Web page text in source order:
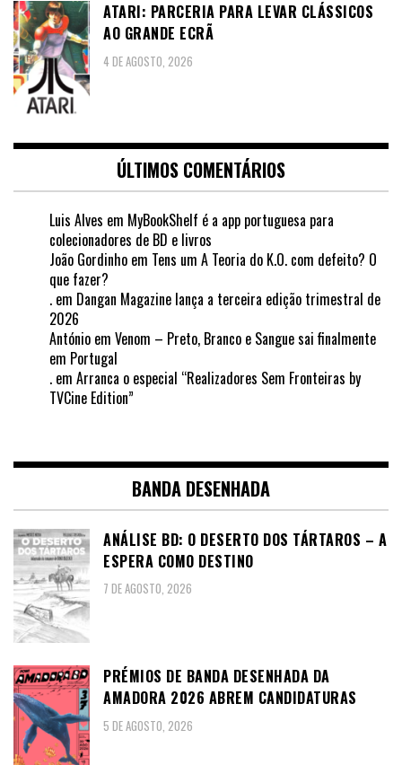
ATARI: PARCERIA PARA LEVAR CLÁSSICOS
AO GRANDE ECRÃ
4 DE AGOSTO, 2026
ÚLTIMOS COMENTÁRIOS
Luis Alves em MyBookShelf é a app portuguesa para
colecionadores de BD e livros
João Gordinho em Tens um A Teoria do K.O. com defeito? O
que fazer?
. em Dangan Magazine lança a terceira edição trimestral de
2026
António em Venom – Preto, Branco e Sangue sai finalmente
em Portugal
. em Arranca o especial “Realizadores Sem Fronteiras by
TVCine Edition”
BANDA DESENHADA
ANÁLISE BD: O DESERTO DOS TÁRTAROS – A
ESPERA COMO DESTINO
7 DE AGOSTO, 2026
PRÉMIOS DE BANDA DESENHADA DA
AMADORA 2026 ABREM CANDIDATURAS
5 DE AGOSTO, 2026